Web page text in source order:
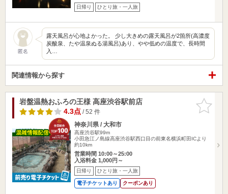
日帰り ひとり旅・一人旅
匿名
露天風呂が心地よかった。 少し大きめの露天風呂が2箇所(高濃度
炭酸泉、たや温泉ぬる湯風呂)あり、やや低めの温度で、長時間
入…
関連情報から探す
お気に入
りに追加
岩盤温熱おふろの王様 高座渋谷駅前店
4.3点/ 52 件
神奈川県 / 大和市
高座渋谷駅99m
小田急江ノ島線高座渋谷駅西口目の前東名横浜町田ICより
約10km
営業時間 10:00～25:00
入浴料金 1,000円～
日帰り ひとり旅・一人旅
電子チケットあり クーポンあり